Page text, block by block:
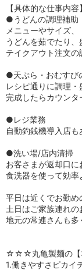
【具体的な仕事内容】
●うどんの調理補助
メニューやサイズ
うどんを茹でたり、
テイクアウト注文の
●天ぷら・おむすび
レシピ通りに調理・
完成したらカウンタ
●レジ業務
自動釣銭機導入店も
●洗い場/店内清掃
お客さまが返却口に
食洗器を使って効率
平日は近くでお勤め
土日はご家族連れの
地元の常連さんも多
☆☆☆丸亀製麺の【3
1.働きやすさピカイ